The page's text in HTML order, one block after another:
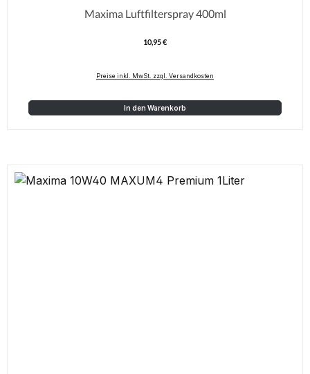
Maxima Luftfilterspray 400ml
Regulärer Preis:
10,95 €
Preise inkl. MwSt. zzgl. Versandkosten
In den Warenkorb